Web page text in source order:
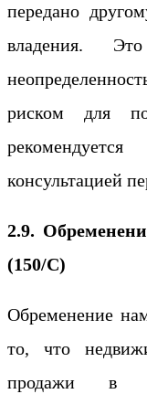
передано
владения.
риском для
консультацией
2.9.
(150/C)
Обременение
то, что
продажи в